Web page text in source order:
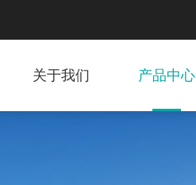
关于我们 产品中心